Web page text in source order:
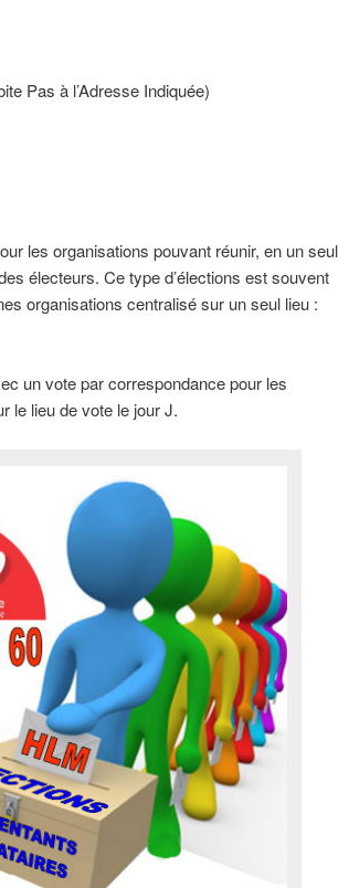
Pas à l’Adresse Indiquée)
les organisations pouvant réunir, en un seul
électeurs. Ce type d’élections est souvent
organisations centralisé sur un seul lieu :
un vote par correspondance pour les
le lieu de vote le jour J.